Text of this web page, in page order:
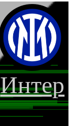
Интер
2002